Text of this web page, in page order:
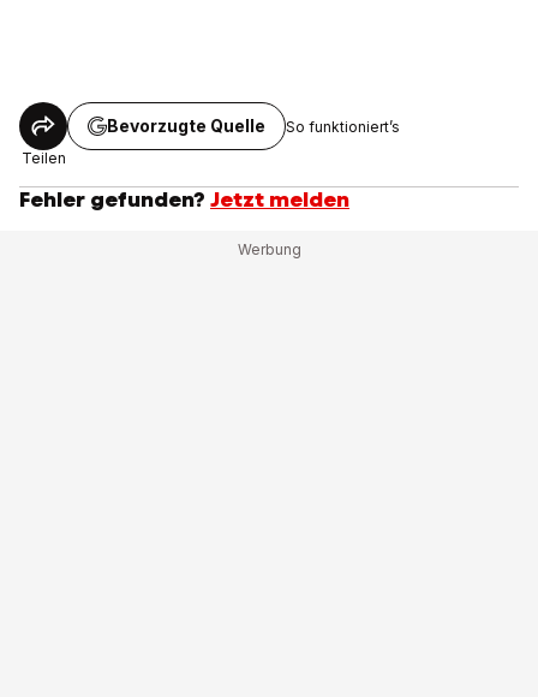
Teilen
Bevorzugte Quelle So funktioniert’s
Fehler gefunden? Jetzt melden